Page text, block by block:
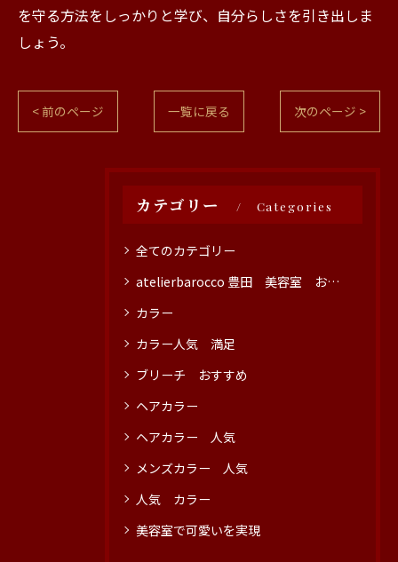
を守る方法をしっかりと学び、自分らしさを引き出しま
しょう。
< 前のページ 一覧に戻る 次のページ >
カテゴリー Categories
全てのカテゴリー
atelierbarocco 豊田 美容室 おすすめ
カラー
カラー人気 満足
ブリーチ おすすめ
ヘアカラー
ヘアカラー 人気
メンズカラー 人気
人気 カラー
美容室で可愛いを実現